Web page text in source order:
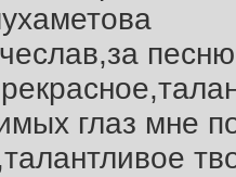
глаз мне